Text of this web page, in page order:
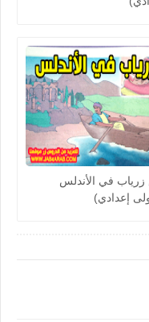
في الأندلس
إعدادي)